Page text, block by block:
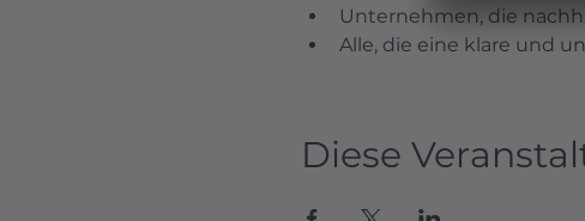
Unternehmen, die
Alle, die eine klare und
Diese